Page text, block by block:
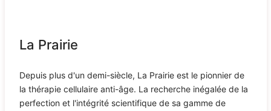
La Prairie
Depuis plus d'un demi-siècle, La Prairie est le pionnier de
la thérapie cellulaire anti-âge. La recherche inégalée de la
perfection et l'intégrité scientifique de sa gamme de